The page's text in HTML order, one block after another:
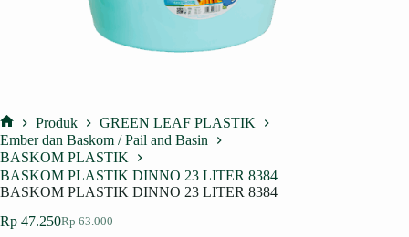
Home
Produk
GREEN LEAF PLASTIK
Ember dan Baskom / Pail and Basin
BASKOM PLASTIK
BASKOM PLASTIK DINNO 23 LITER 8384
BASKOM PLASTIK DINNO 23 LITER 8384
Rp63.000
Harga
Rp 47.250Harga